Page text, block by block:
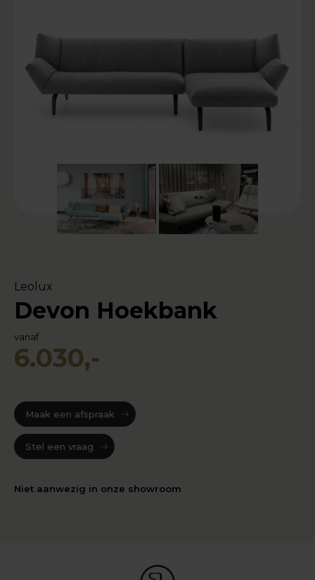
Leolux
Devon Hoekbank
vanaf
6.030,-
Maak een afspraak
Stel een vraag
Niet aanwezig in onze showroom